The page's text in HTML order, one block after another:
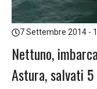
7 Settembre 2014 -
Nettuno,
Astura, salvati